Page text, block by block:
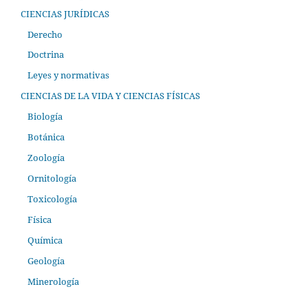
CIENCIAS JURÍDICAS
Derecho
Doctrina
Leyes y normativas
CIENCIAS DE LA VIDA Y CIENCIAS FÍSICAS
Biología
Botánica
Zoología
Ornitología
Toxicología
Física
Química
Geología
Minerología